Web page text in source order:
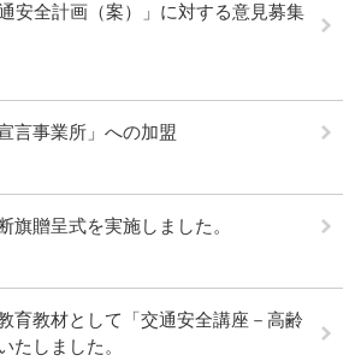
安全計画（案）」に対する意見募集
言事業所」への加盟
旗贈呈式を実施しました。
育教材として「交通安全講座－高齢
たしました。